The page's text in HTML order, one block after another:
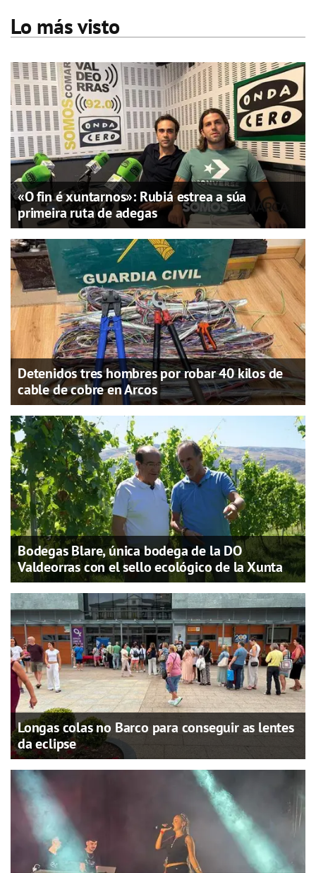
Lo más visto
«O fin é xuntarnos»: Rubiá estrea a súa
primeira ruta de adegas
Detenidos tres hombres por robar 40 kilos de
cable de cobre en Arcos
Bodegas Blare, única bodega de la DO
Valdeorras con el sello ecológico de la Xunta
Longas colas no Barco para conseguir as lentes
da eclipse